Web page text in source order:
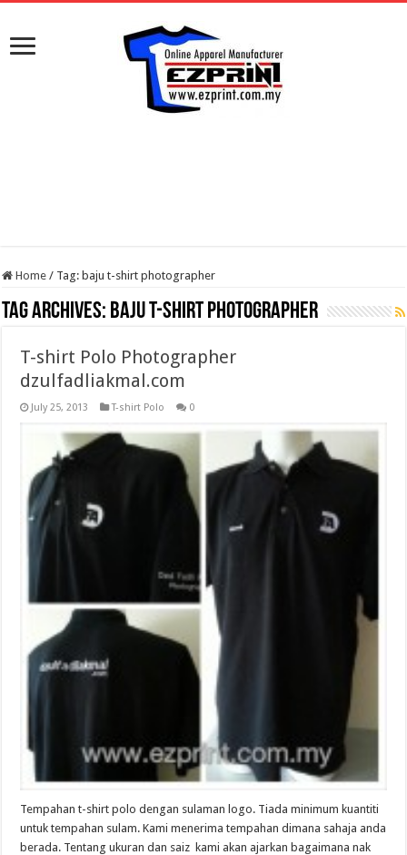
Home / Tag: baju t-shirt photographer
Tag Archives: baju t-shirt photographer
T-shirt Polo Photographer
dzulfadliakmal.com
July 25, 2013 T-shirt Polo 0
Tempahan t-shirt polo dengan sulaman logo. Tiada minimum kuantiti
untuk tempahan sulam. Kami menerima tempahan dimana sahaja anda
berada. Tentang ukuran dan saiz kami akan ajarkan bagaimana nak